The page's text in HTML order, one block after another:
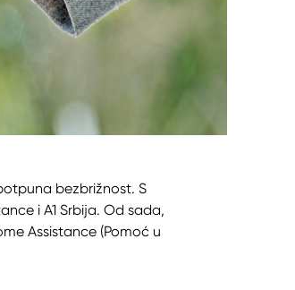
bezbrižnost. S
i A1 Srbija. Od sada,
Assistance (Pomoć u